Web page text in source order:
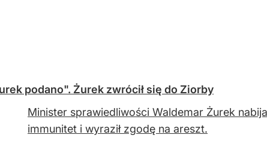
podano". Żurek zwrócił się do Ziorby
Minister sprawiedliwości Waldemar Żurek
immunitet i wyraził zgodę na areszt.